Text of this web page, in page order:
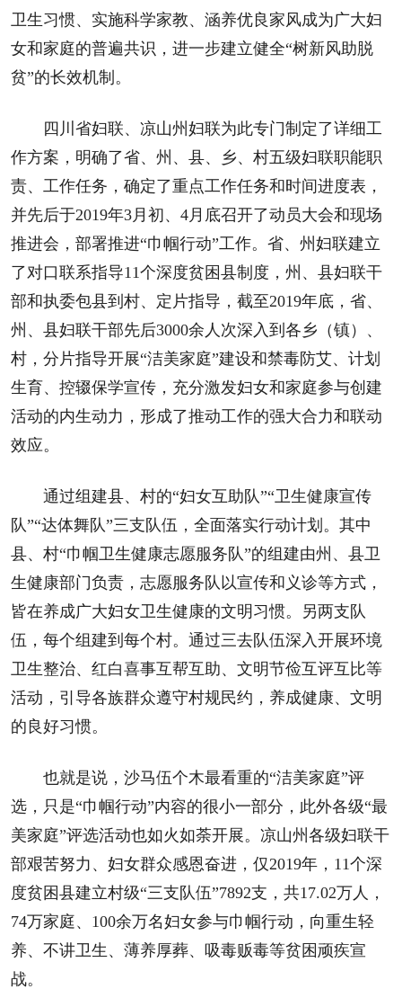
卫生习惯、实施科学家教、涵养优良家风成为广大妇
女和家庭的普遍共识，进一步建立健全“树新风助脱
贫”的长效机制。
四川省妇联、凉山州妇联为此专门制定了详细工
作方案，明确了省、州、县、乡、村五级妇联职能职
责、工作任务，确定了重点工作任务和时间进度表，
并先后于2019年3月初、4月底召开了动员大会和现场
推进会，部署推进“巾帼行动”工作。省、州妇联建立
了对口联系指导11个深度贫困县制度，州、县妇联干
部和执委包县到村、定片指导，截至2019年底，省、
州、县妇联干部先后3000余人次深入到各乡（镇）、
村，分片指导开展“洁美家庭”建设和禁毒防艾、计划
生育、控辍保学宣传，充分激发妇女和家庭参与创建
活动的内生动力，形成了推动工作的强大合力和联动
效应。
通过组建县、村的“妇女互助队”“卫生健康宣传
队”“达体舞队”三支队伍，全面落实行动计划。其中
县、村“巾帼卫生健康志愿服务队”的组建由州、县卫
生健康部门负责，志愿服务队以宣传和义诊等方式，
皆在养成广大妇女卫生健康的文明习惯。另两支队
伍，每个组建到每个村。通过三去队伍深入开展环境
卫生整治、红白喜事互帮互助、文明节俭互评互比等
活动，引导各族群众遵守村规民约，养成健康、文明
的良好习惯。
也就是说，沙马伍个木最看重的“洁美家庭”评
选，只是“巾帼行动”内容的很小一部分，此外各级“最
美家庭”评选活动也如火如荼开展。凉山州各级妇联干
部艰苦努力、妇女群众感恩奋进，仅2019年，11个深
度贫困县建立村级“三支队伍”7892支，共17.02万人，
74万家庭、100余万名妇女参与巾帼行动，向重生轻
养、不讲卫生、薄养厚葬、吸毒贩毒等贫困顽疾宣
战。